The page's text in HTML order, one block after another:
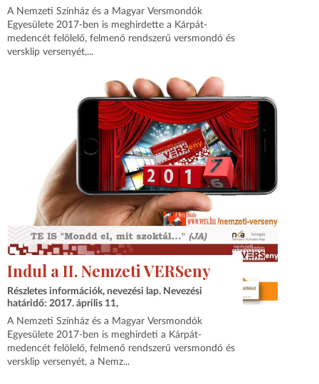
A Nemzeti Színház és a Magyar Versmondók
Egyesülete 2017-ben is meghirdette a Kárpát-
medencét felölelő, felmenő rendszerű versmondó és
versklip versenyét,...
Indul a II. Nemzeti VERSeny
Részletes információk, nevezési lap. Nevezési
határidő: 2017. április 11,
A Nemzeti Színház és a Magyar Versmondók
Egyesülete 2017-ben is meghirdeti a Kárpát-
medencét felölelő, felmenő rendszerű versmondó és
versklip versenyét, a Nemz...